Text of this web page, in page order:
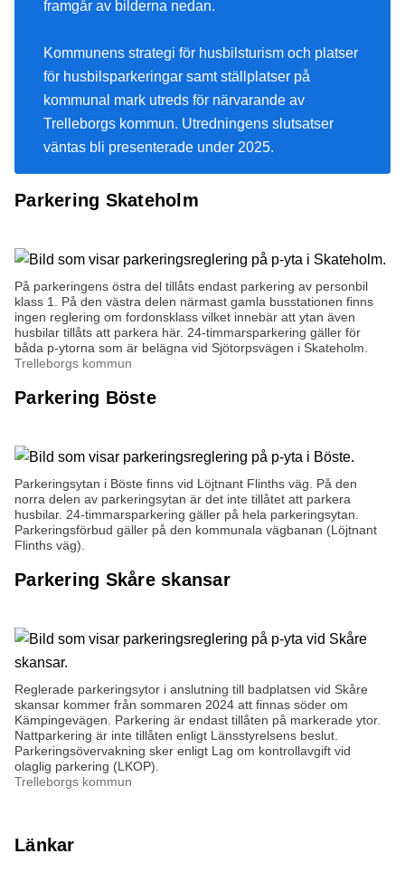
framgår av bilderna nedan.
Kommunens strategi för husbilsturism och platser
för husbilsparkeringar samt ställplatser på
kommunal mark utreds för närvarande av
Trelleborgs kommun. Utredningens slutsatser
väntas bli presenterade under 2025.
Parkering Skateholm
På parkeringens östra del tillåts endast parkering av personbil
klass 1. På den västra delen närmast gamla busstationen finns
ingen reglering om fordonsklass vilket innebär att ytan även
husbilar tillåts att parkera här. 24-timmarsparkering gäller för
båda p-ytorna som är belägna vid Sjötorpsvägen i Skateholm.
Trelleborgs kommun
Parkering Böste
Parkeringsytan i Böste finns vid Löjtnant Flinths väg. På den
norra delen av parkeringsytan är det inte tillåtet att parkera
husbilar. 24-timmarsparkering gäller på hela parkeringsytan.
Parkeringsförbud gäller på den kommunala vägbanan (Löjtnant
Flinths väg).
Parkering Skåre skansar
Reglerade parkeringsytor i anslutning till badplatsen vid Skåre
skansar kommer från sommaren 2024 att finnas söder om
Kämpingevägen. Parkering är endast tillåten på markerade ytor.
Nattparkering är inte tillåten enligt Länsstyrelsens beslut.
Parkeringsövervakning sker enligt Lag om kontrollavgift vid
olaglig parkering (LKOP).
Trelleborgs kommun
Länkar